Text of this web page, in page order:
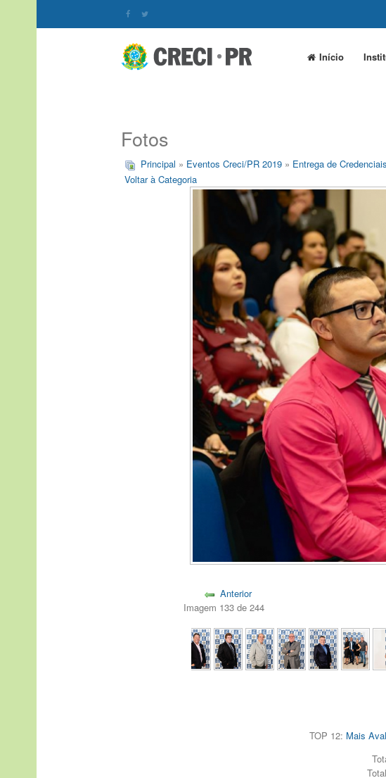
Início
Fotos
Principal » Eventos Creci/PR 2019 » Entrega de
Voltar à Categoria
Anterior
Imagem 133 de 244
TOP 12: Mais